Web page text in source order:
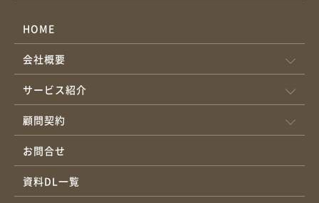
HOME
会社概要
サービス紹介
顧問契約
お問合せ
資料DL一覧